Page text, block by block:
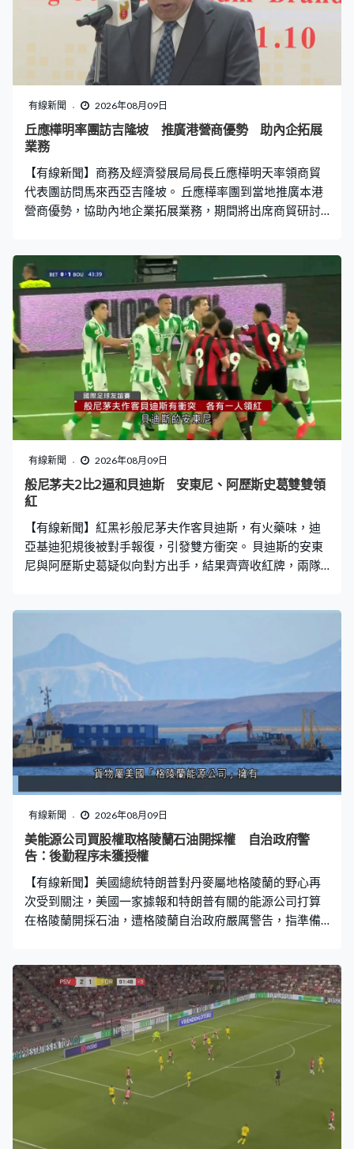
西瓜，和大家一起吃，又有買柑。如果身體飲水不足，有
機會暈倒就不好了。」 強颱風白海豚的外圍下沉氣流帶來
普遍晴朗天氣，天文台下午一時後不斷錄得有紀錄以來高
溫，達到36.9度，多區更高達37度或以上，其中上水錄得
39.8度，是天文台八十年代設置自動氣象站以來境內最高
紀錄，預計極端酷熱天氣會持續到周二。
有線新聞 2026年08月09日
丘應樺明率團訪吉隆坡 推廣港營商優勢 助內企拓展
業務
【有線新聞】商務及經濟發展局局長丘應樺明天率領商貿
代表團訪問馬來西亞吉隆坡。 丘應樺率團到當地推廣本港
營商優勢，協助內地企業拓展業務，期間將出席商貿研討
隨團包括內地企業和本港商會的代表，丘應樺將於星期四
返港。
有線新聞 2026年08月09日
般尼茅夫2比2逼和貝迪斯 安東尼、阿歷斯史葛雙雙領
紅
【有線新聞】紅黑衫般尼茅夫作客貝迪斯，有火藥味，迪
亞基迪犯規後被對手報復，引發雙方衝突。 貝迪斯的安東
尼與阿歷斯史葛疑似向對方出手，結果齊齊收紅牌，兩隊
有線新聞 2026年08月09日
美能源公司買股權取格陵蘭石油開採權 自治政府警
告：後勤程序未獲授權
【有線新聞】美國總統特朗普對丹麥屬地格陵蘭的野心再
次受到關注，美國一家據報和特朗普有關的能源公司打算
在格陵蘭開採石油，遭格陵蘭自治政府嚴厲警告，指準備
地的野心。丹麥傳媒報道，一批剷泥車和貨櫃上月29日運
抵格陵蘭詹姆森地港口，船運公司證實貨物屬美國「格陵
蘭能源公司」擁有，用於在詹姆森地的石油開採計劃。 格
陵蘭自治政府就開採設備運抵詹姆森地發出嚴厲警告，指
運送程序未經充足授權，要求公司未來執行所有後勤程
序，事前必須獲得自治政府建議和批准。 去年才成立、總
部位於德州的格陵蘭能源公司，揚言斥資6,000萬美元開採
詹姆森地估計價值1萬億美元的石油儲藏。英國《衛報》報
道，公司董事會主席斯韋茨和特朗普圈子有來往，他聲稱